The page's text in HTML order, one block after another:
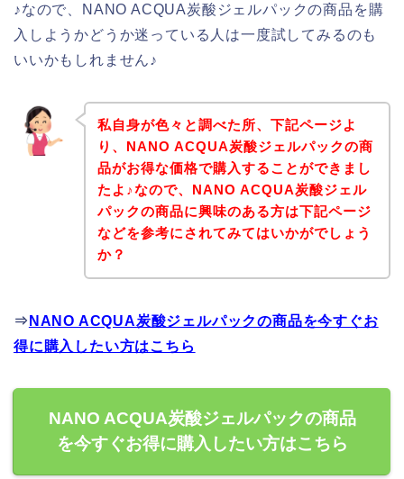
♪なので、NANO ACQUA炭酸ジェルパックの商品を購
入しようかどうか迷っている人は一度試してみるのも
いいかもしれません♪
私自身が色々と調べた所、下記ページよ
り、NANO ACQUA炭酸ジェルパックの商
品がお得な価格で購入することができまし
たよ♪なので、NANO ACQUA炭酸ジェル
パックの商品に興味のある方は下記ページ
などを参考にされてみてはいかがでしょう
か？
⇒ NANO ACQUA炭酸ジェルパックの商品を今すぐお
得に購入したい方はこちら
NANO ACQUA炭酸ジェルパックの商品
を今すぐお得に購入したい方はこちら